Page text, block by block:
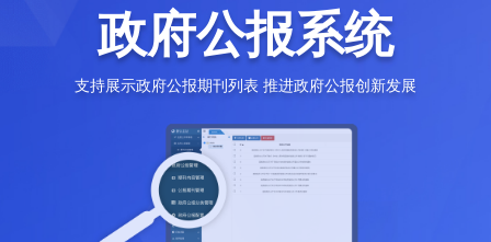
政府公报系统
支持展示政府公报期刊列表 推进政府公报创新发展